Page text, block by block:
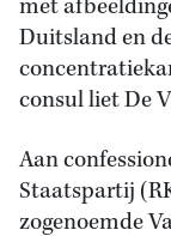
met
Duitsland en
consul liet De
Aan
Staatspartij
zogenoemde